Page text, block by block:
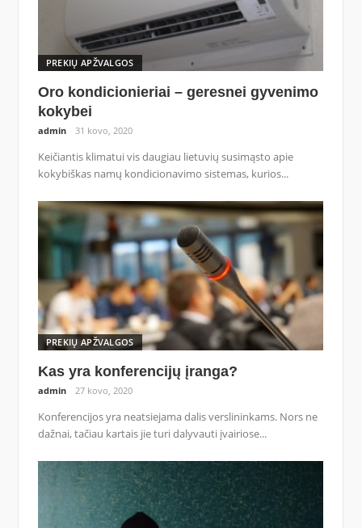
PREKIŲ APŽVALGOS
Oro kondicionieriai – geresnei gyvenimo
kokybei
admin 31 kovo, 2020
Keičiantis klimatui vis daugiau lietuvių susimąsto apie
kokybiškas namų kondicionavimo sistemas, kurios...
PREKIŲ APŽVALGOS
Kas yra konferencijų įranga?
admin 27 kovo, 2020
Konferencijos yra neatsiejama dalis verslininkams. Nors ne
dažnai, tačiau kartais jie turi dalyvauti įvairiose...